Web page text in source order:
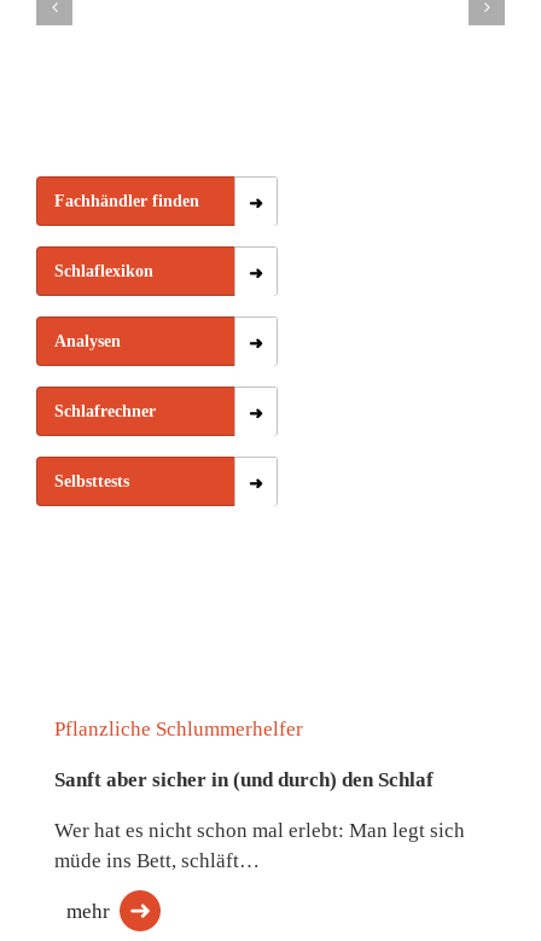
gute
Nachteile
Fachhändler finden
Schlaflexikon
Analysen
Schlafrechner
Selbsttests
Pflanzliche Schlummerhelfer
Sanft aber sicher in (und durch) den Schlaf
Wer hat es nicht schon mal erlebt: Man legt sich
müde ins Bett, schläft…
mehr